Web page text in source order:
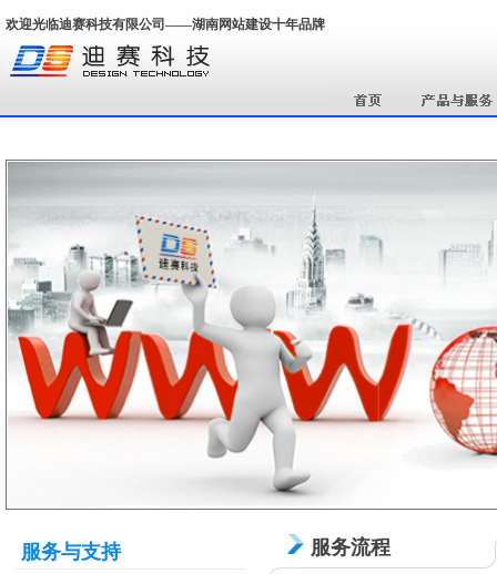
欢迎光临迪赛科技有限公司——湖南网站建设十年品牌
服务与支持 服务流程